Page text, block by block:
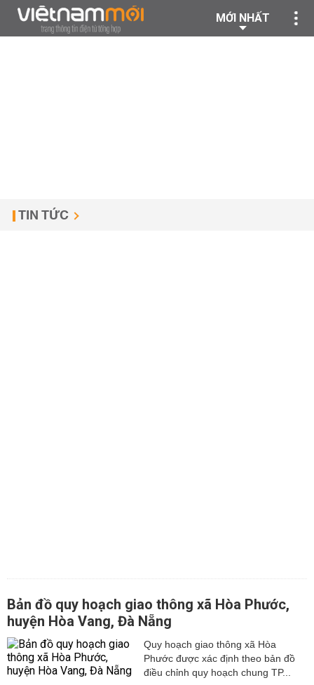
MỚI NHẤT
TIN TỨC
Bản đồ quy hoạch giao thông xã Hòa Phước,
huyện Hòa Vang, Đà Nẵng
Quy hoạch giao thông xã Hòa
Phước được xác định theo bản đồ
điều chỉnh quy hoạch chung TP...